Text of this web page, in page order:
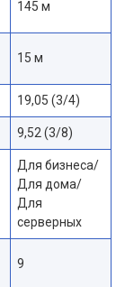
145 м
15 м
19,05 (3/4)
9,52 (3/8)
Для бизнеса/
Для дома/
Для
серверных
9